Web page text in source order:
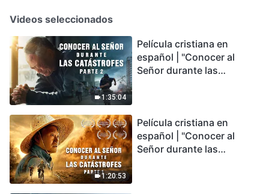
Videos seleccionados
1:35:04
Película cristiana en
español | "Conocer al
Señor durante las
podemos sobrevivir?
1:20:53
Película cristiana en
español | "Conocer al
Señor durante las